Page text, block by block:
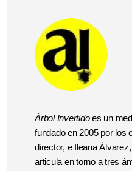
Árbol Invertidoes un
fundado en 2005 por los
director, e Ileana
articula en torno a tres